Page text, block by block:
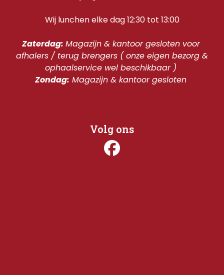
Wij lunchen elke dag 12:30 tot 13:00
Zaterdag: Magazijn & kantoor gesloten voor
afhalers / terug brengers ( onze eigen bezorg &
ophaalservice wel beschikbaar )
Zondag: Magazijn & kantoor gesloten
Volg ons